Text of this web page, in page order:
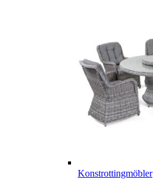
Konstrottingmöbler